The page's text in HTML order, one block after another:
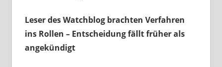
Leser des Watchblog brachten Verfahren
ins Rollen – Entscheidung fällt früher als
angekündigt